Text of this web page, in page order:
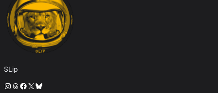
SLip
Instagram
Threads
Facebook
X Bluesky